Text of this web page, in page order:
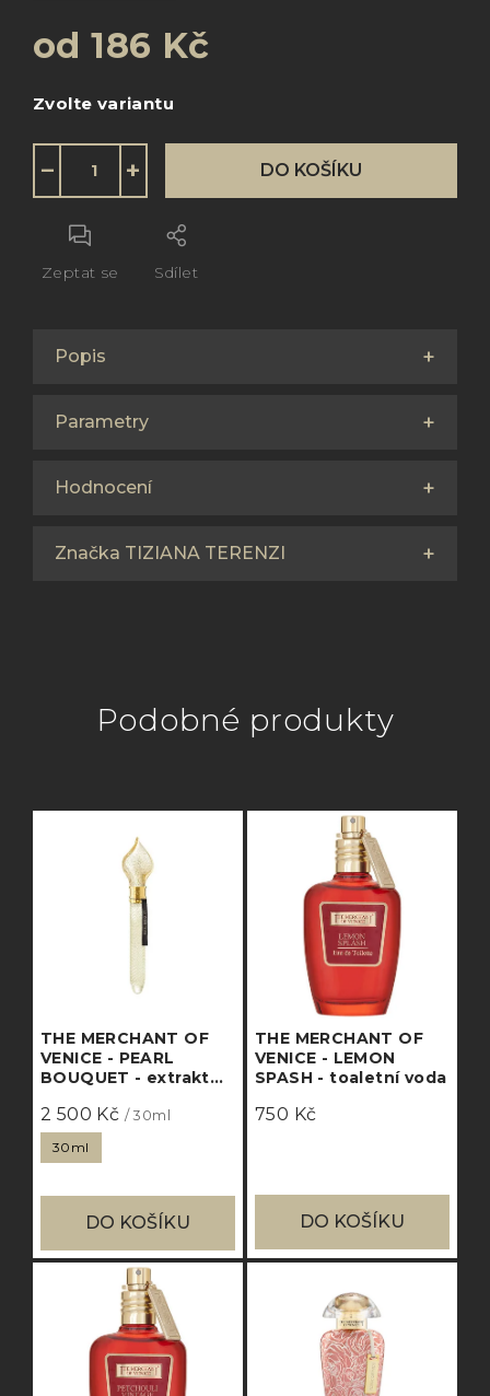
od186 Kč
cena:
Zvolte variantu
+
− DO KOŠÍKU
Zeptat se Sdílet
Popis
Parametry
Hodnocení
Značka TIZIANA TERENZI
Podobné produkty
THE MERCHANT OF
VENICE - PEARL
BOUQUET - extrakt
2 500 Kč / 30ml
30ml
DO KOŠÍKU
THE MERCHANT OF
VENICE - LEMON
SPASH - toaletní voda
750 Kč
DO KOŠÍKU